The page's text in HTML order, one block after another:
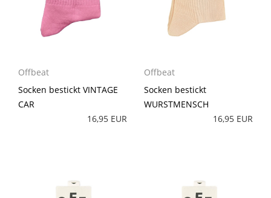
Offbeat
Socken bestickt VINTAGE
CAR
16,95 EUR
Offbeat
Socken bestickt
WURSTMENSCH
16,95 EUR